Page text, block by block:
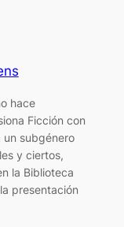
hace
Ficción con
un subgénero
y ciertos,
la Biblioteca
presentación